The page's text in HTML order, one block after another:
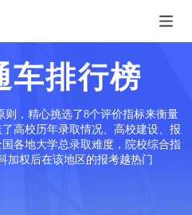
车排行榜
，精心挑选了8个评价指标来衡量
高校历年录取情况、高校建设、报
各地大学总录取难度，院校综合指
加权后在该地区的报考越热门